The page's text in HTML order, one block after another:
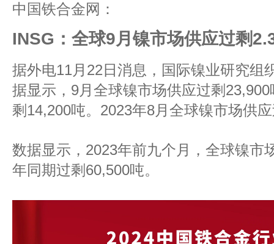
中国铁合金网：
INSG：全球9月镍市场供应过剩
据外电11月22日消息，国际镍业研究组
据显示，9月全球镍市场供应过剩
剩14,200吨。2023年8月全球镍市场供
数据显示，2023年前九个月，全球镍市
年同期过剩60,500吨。